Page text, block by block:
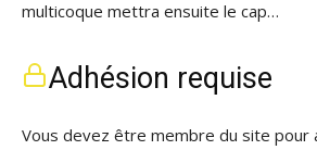
multicoque mettra ensuite le cap…
Adhésion requise
Vous devez être membre du site pour